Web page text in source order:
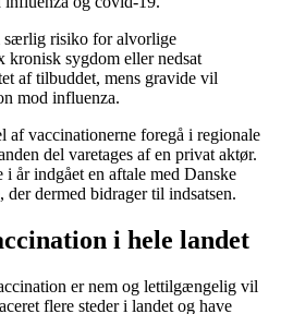
særlig risiko for alvorlige
kronisk sygdom eller nedsat
af tilbuddet, mens gravide vil
mod influenza.
af vaccinationerne foregå i regionale
del varetages af en privat aktør.
år indgået en aftale med Danske
dermed bidrager til indsatsen.
i hele landet
er nem og lettilgængelig vil
flere steder i landet og have